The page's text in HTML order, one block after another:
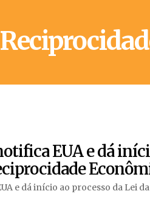
EUA e dá
e dá início ao processo da Lei